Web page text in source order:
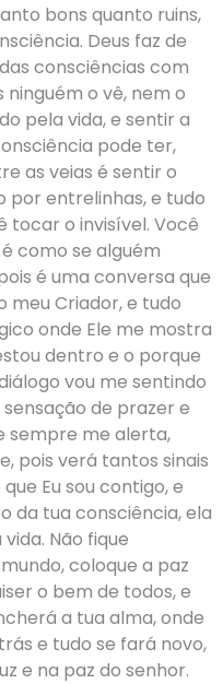
bons quanto ruins,
Deus faz de
consciências com
o vê, nem o
pela vida, e sentir a
pode ter,
as veias é sentir o
por entrelinhas, e tudo
tocar o invisível. Você
como se alguém
é uma conversa que
meu Criador, e tudo
onde Ele me mostra
dentro e o porque
vou me sentindo
de prazer e
sempre me alerta,
pois verá tantos sinais
Eu sou contigo, e
da tua consciência, ela
Não fique
coloque a paz
o bem de todos, e
a tua alma, onde
e tudo se fará novo,
e na paz do senhor.